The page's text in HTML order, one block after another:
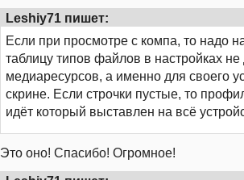
Leshiy71 пишет:
Если при просмотре с компа, то надо
таблицу типов файлов в настройках не
медиаресурсов, а именно для своего
скрине. Если строчки пустые, то
идёт который выставлен на всё
Это оно! Спасибо! Огромное!